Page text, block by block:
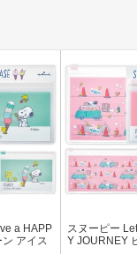
a HAPP
アイス
スヌーピー
Y JOURNEY